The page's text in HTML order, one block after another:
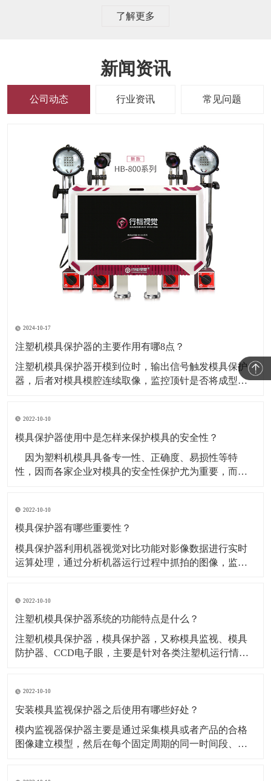
了解更多
新闻资讯
公司动态 行业资讯 常见问题
2024-10-17
注塑机模具保护器的主要作用有哪8点？
​注塑机模具保护器开模到位时，输出信号触发模具保护
器，后者对模具模腔连续取像，监控顶针是否将成型工
设定时间内工件未落下或模具间有杂物，模具监视器则
发出异常信号，停止注塑机动作并报警。​1、闭模前对模
穴、模
2022-10-10
模具保护器使用中是怎样来保护模具的安全性？
​ 因为塑料机模具具备专一性、正确度、易损性等特
性，因而各家企业对模具的安全性保护尤为重要，而许
凝结水/淋雨/指印等而导致的锈蚀状况。
2022-10-10
模具保护器有哪些重要性？
​模具保护器利用机器视觉对比功能对影像数据进行实时
运算处理，通过分析机器运行过程中抓拍的图像，监控
造业注塑产品加工最重要的成型设备，其质量优劣直接
关系到产品质量优劣。此外由于模具在注塑加工生
2022-10-10
注塑机模具保护器系统的功能特点是什么？
​注塑机模具保护器，模具保护器，又称模具监视、模具
防护器、CCD电子眼，主要是针对各类注塑机运行情况
成像：700nm-1200nm红外成像技术，不受周围环境光线
影响；稳定可靠：国内首家采用嵌入式Linux
2022-10-10
安装模具监视保护器之后使用有哪些好处？
​模内监视器保护器主要是通过采集模具或者产品的合格
图像建立模型，然后在每个固定周期的同一时间段、同